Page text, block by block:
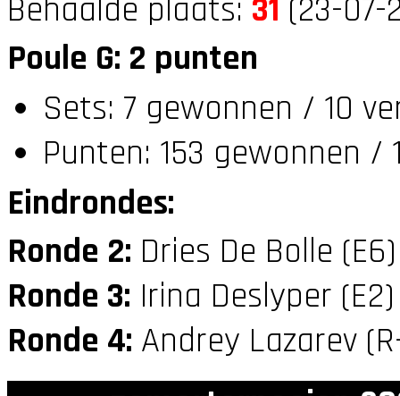
Behaalde plaats: 31 (23-07-
Poule G: 2 punten
Sets: 7 gewonnen / 10
Punten: 153 gewonnen /
Eindrondes:
Ronde 2: Dries De Bolle
Ronde 3: Irina Deslyper
Ronde 4: Andrey Lazarev